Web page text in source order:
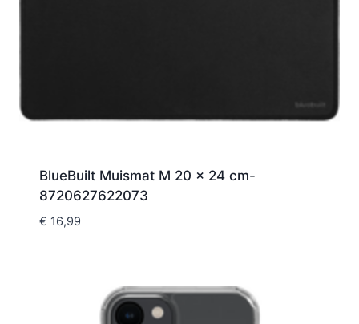
BlueBuilt Muismat M 20 x 24 cm-
8720627622073
€ 16,99